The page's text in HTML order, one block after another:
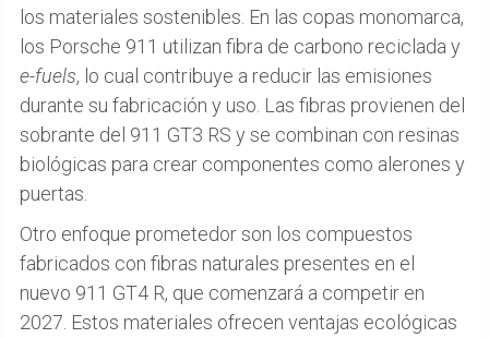
los materiales sostenibles. En las copas monomarca,
los Porsche 911 utilizan fibra de carbono reciclada y
e-fuels, lo cual contribuye a reducir las emisiones
durante su fabricación y uso. Las fibras provienen del
sobrante del 911 GT3 RS y se combinan con resinas
biológicas para crear componentes como alerones y
puertas.
Otro enfoque prometedor son los compuestos
fabricados con fibras naturales presentes en el
nuevo 911 GT4 R, que comenzará a competir en
2027. Estos materiales ofrecen ventajas ecológicas